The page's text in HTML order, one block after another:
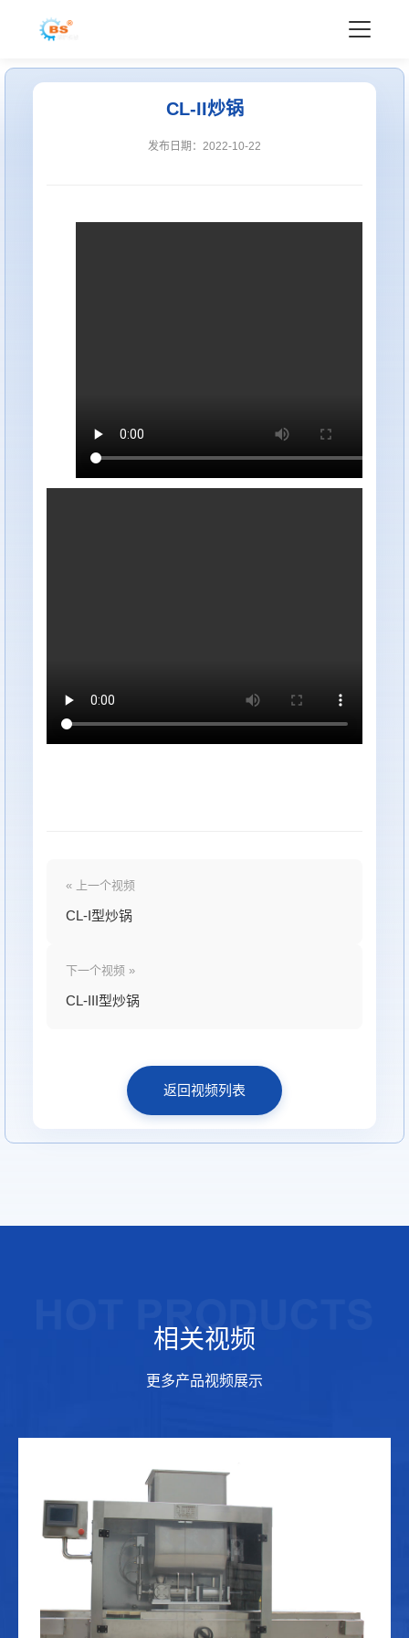
CL-II炒锅
发布日期：2022-10-22
« 上一个视频
CL-I型炒锅
下一个视频 »
CL-III型炒锅
返回视频列表
相关视频
更多产品视频展示